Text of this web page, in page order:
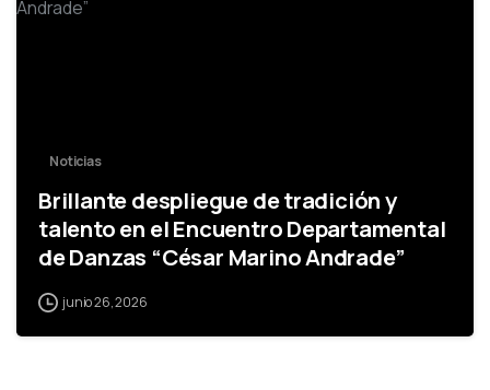
Noticias
Brillante despliegue de tradición y
talento en el Encuentro Departamental
de Danzas “César Marino Andrade”
junio 26, 2026